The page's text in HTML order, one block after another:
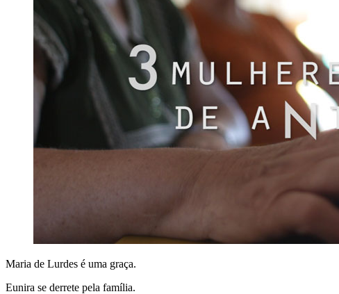
Maria de Lurdes é uma graça.
Eunira se derrete pela família.